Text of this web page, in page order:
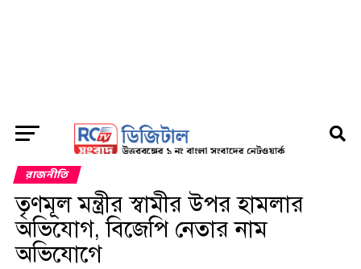
রাজনীতি
তৃণমূল মন্ত্রীর স্বামীর উপর হামলার
অভিযোগ, বিজেপি নেতার নাম
অভিযোগে